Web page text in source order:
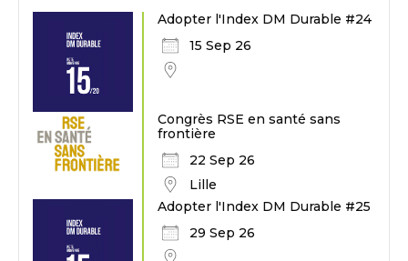
Adopter l'Index DM Durable #24
15 Sep 26
Congrès RSE en santé sans
frontière
22 Sep 26
Lille
Adopter l'Index DM Durable #25
29 Sep 26